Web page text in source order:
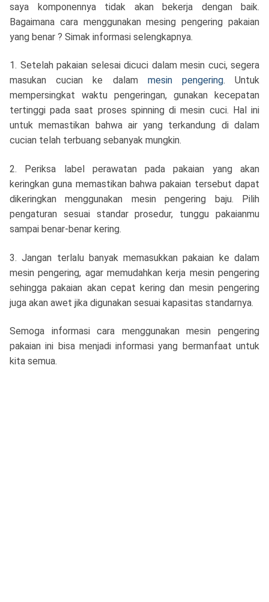
saya komponennya tidak akan bekerja dengan baik.
Bagaimana cara menggunakan mesing pengering pakaian
yang benar ? Simak informasi selengkapnya.
1. Setelah pakaian selesai dicuci dalam mesin cuci, segera
masukan cucian ke dalam mesin pengering. Untuk
mempersingkat waktu pengeringan, gunakan kecepatan
tertinggi pada saat proses spinning di mesin cuci. Hal ini
untuk memastikan bahwa air yang terkandung di dalam
cucian telah terbuang sebanyak mungkin.
2. Periksa label perawatan pada pakaian yang akan
keringkan guna memastikan bahwa pakaian tersebut dapat
dikeringkan menggunakan mesin pengering baju. Pilih
pengaturan sesuai standar prosedur, tunggu pakaianmu
sampai benar-benar kering.
3. Jangan terlalu banyak memasukkan pakaian ke dalam
mesin pengering, agar memudahkan kerja mesin pengering
sehingga pakaian akan cepat kering dan mesin pengering
juga akan awet jika digunakan sesuai kapasitas standarnya.
Semoga informasi cara menggunakan mesin pengering
pakaian ini bisa menjadi informasi yang bermanfaat untuk
kita semua.